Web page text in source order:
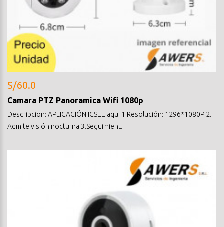
S/60.0
Camara PTZ Panoramica Wifi 1080p
Descripcion: APLICACIÓN:ICSEE aqui 1.Resolución: 1296*1080P 2.
Admite visión nocturna 3.Seguimient..